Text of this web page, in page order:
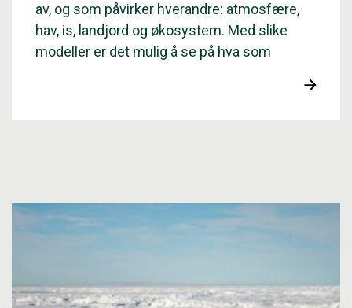
av, og som påvirker hverandre: atmosfære,
hav, is, landjord og økosystem. Med slike
modeller er det mulig å se på hva som